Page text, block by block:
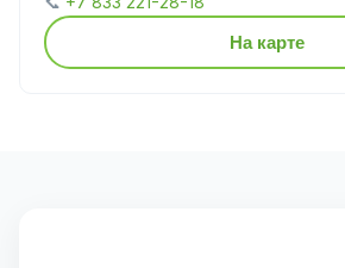
На карте